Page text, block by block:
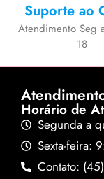
Suporte ao
Atendimento Seg
18
Horário de
Segunda a
Sexta-feira:
Contato: